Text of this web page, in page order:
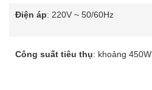
Điện áp: 220V ~ 50/60Hz
Công suất tiêu thụ: khoảng 450W